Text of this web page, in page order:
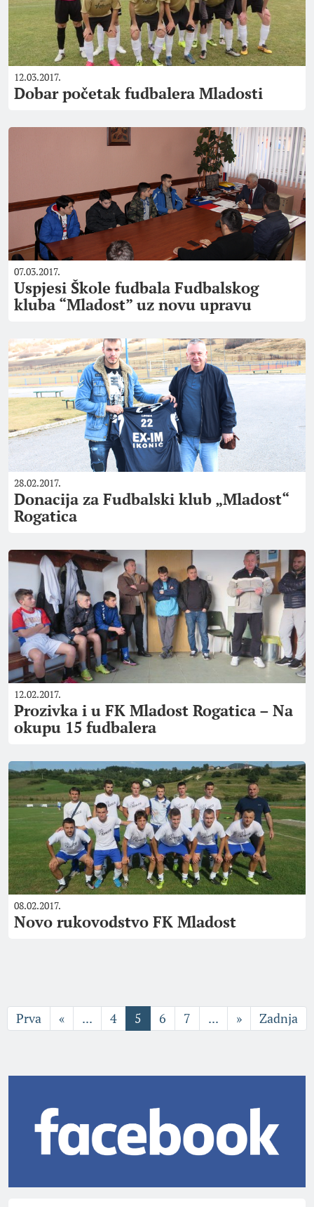
12.03.2017.
Dobar početak fudbalera Mladosti
07.03.2017.
Uspjesi Škole fudbala Fudbalskog
kluba “Mladost” uz novu upravu
28.02.2017.
Donacija za Fudbalski klub „Mladost“
Rogatica
12.02.2017.
Prozivka i u FK Mladost Rogatica – Na
okupu 15 fudbalera
08.02.2017.
Novo rukovodstvo FK Mladost
Prva « ... 4 5 6 7 ... » Zadnja